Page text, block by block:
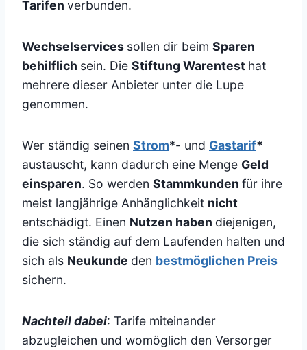
Tarifen verbunden.
Wechselservices sollen dir beim Sparen
behilflich sein. Die Stiftung Warentest hat
mehrere dieser Anbieter unter die Lupe
genommen.
Wer ständig seinen Strom*- und Gastarif*
austauscht, kann dadurch eine Menge Geld
einsparen. So werden Stammkunden für ihre
meist langjährige Anhänglichkeit nicht
entschädigt. Einen Nutzen haben diejenigen,
die sich ständig auf dem Laufenden halten und
sich als Neukunde den bestmöglichen Preis
sichern.
Nachteil dabei: Tarife miteinander
abzugleichen und womöglich den Versorger